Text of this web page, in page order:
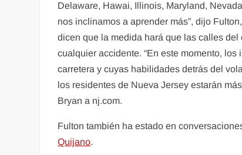
Delaware, Hawai, Illinois, Maryland,
nos inclinamos a aprender más”, dijo
dicen que la medida hará que las calles
cualquier accidente. “En este momento,
carretera y cuyas habilidades detrás del
los residentes de Nueva Jersey estarán
Bryan a nj.com.
Fulton también ha estado en
Quijano.